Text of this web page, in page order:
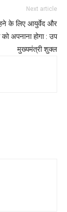
Next article
के लिए आयुर्वेद और
अपनाना होगा : उप
मुख्यमंत्री शुक्ल